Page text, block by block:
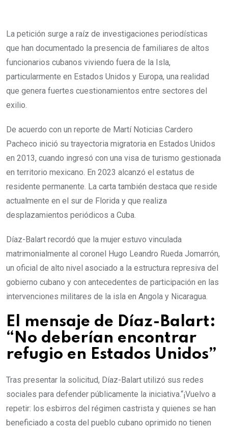
La petición surge a raíz de investigaciones periodísticas
que han documentado la presencia de familiares de altos
funcionarios cubanos viviendo fuera de la Isla,
particularmente en Estados Unidos y Europa, una realidad
que genera fuertes cuestionamientos entre sectores del
exilio.
De acuerdo con un reporte de Martí Noticias Cardero
Pacheco inició su trayectoria migratoria en Estados Unidos
en 2013, cuando ingresó con una visa de turismo gestionada
en territorio mexicano. En 2023 alcanzó el estatus de
residente permanente. La carta también destaca que reside
actualmente en el sur de Florida y que realiza
desplazamientos periódicos a Cuba.
Díaz-Balart recordó que la mujer estuvo vinculada
matrimonialmente al coronel Hugo Leandro Rueda Jomarrón,
un oficial de alto nivel asociado a la estructura represiva del
gobierno cubano y con antecedentes de participación en las
intervenciones militares de la isla en Angola y Nicaragua.
El mensaje de Díaz-Balart:
“No deberían encontrar
refugio en Estados Unidos”
Tras presentar la solicitud, Díaz-Balart utilizó sus redes
sociales para defender públicamente la iniciativa.“¡Vuelvo a
repetir: los esbirros del régimen castrista y quienes se han
beneficiado a costa del pueblo cubano oprimido no tienen